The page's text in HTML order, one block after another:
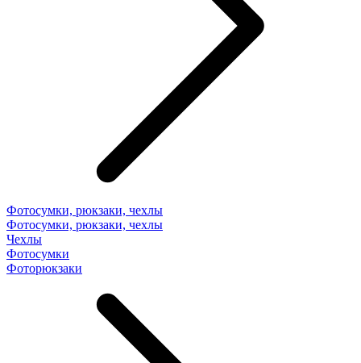
Фотосумки, рюкзаки, чехлы
Фотосумки, рюкзаки, чехлы
Чехлы
Фотосумки
Фоторюкзаки